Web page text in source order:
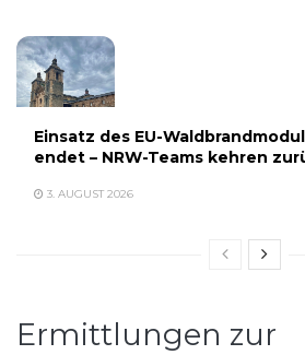
Einsatz des EU-
endet – NRW-Teams kehren
3. AUGUST 2026
Ermittlungen zur